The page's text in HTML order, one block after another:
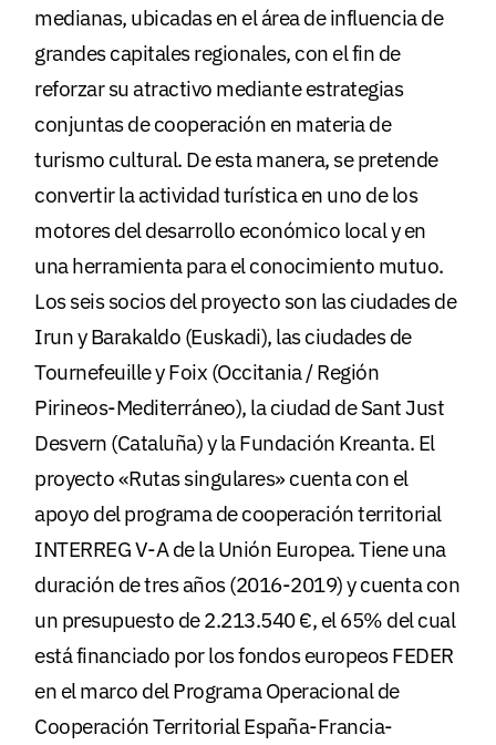
medianas, ubicadas en el área de influencia de
grandes capitales regionales, con el fin de
reforzar su atractivo mediante estrategias
conjuntas de cooperación en materia de
turismo cultural. De esta manera, se pretende
convertir la actividad turística en uno de los
motores del desarrollo económico local y en
una herramienta para el conocimiento mutuo.
Los seis socios del proyecto son las ciudades de
Irun y Barakaldo (Euskadi), las ciudades de
Tournefeuille y Foix (Occitania / Región
Pirineos-Mediterráneo), la ciudad de Sant Just
Desvern (Cataluña) y la Fundación Kreanta. El
proyecto «Rutas singulares» cuenta con el
apoyo del programa de cooperación territorial
INTERREG V-A de la Unión Europea. Tiene una
duración de tres años (2016-2019) y cuenta con
un presupuesto de 2.213.540 €, el 65% del cual
está financiado por los fondos europeos FEDER
en el marco delPrograma Operacional de
Cooperación Territorial España-Francia-